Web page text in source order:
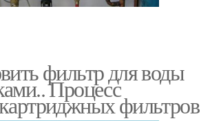
фильтр для воды
Процесс
фильтров